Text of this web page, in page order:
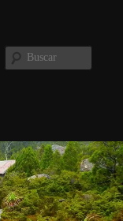
Buscar